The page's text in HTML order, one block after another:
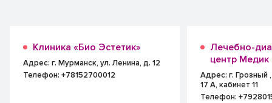
Клиника «Био Эстетик»
Адрес: г. Мурманск, ул. Ленина, д. 12
Телефон: +78152700012
Лечебно-
центр
Адрес: г. Грозный
17 А, кабинет 11
Телефон: